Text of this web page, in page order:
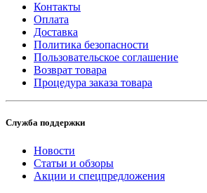
Контакты
Оплата
Доставка
Политика безопасности
Пользовательское соглашение
Возврат товара
Процедура заказа товара
Служба поддержки
Новости
Статьи и обзоры
Акции и спецпредложения